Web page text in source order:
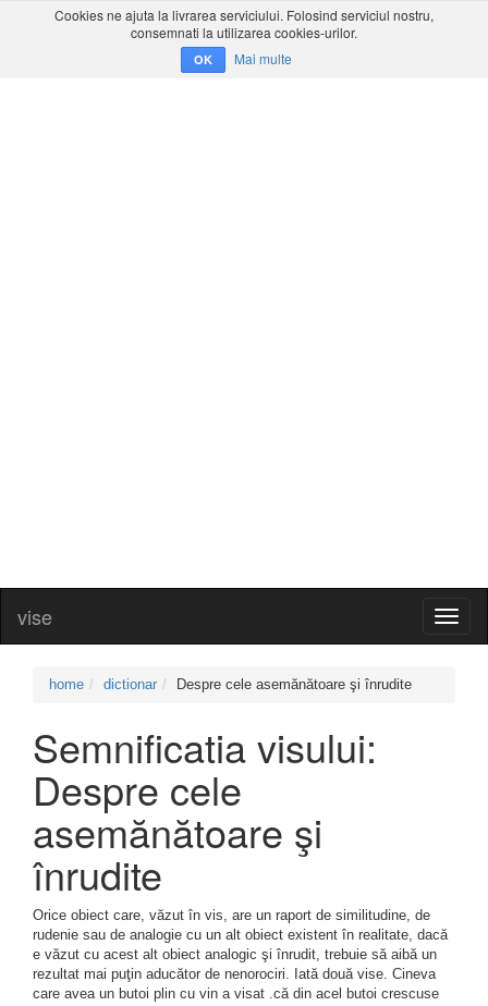
Cookies ne ajuta la livrarea serviciului. Folosind serviciul nostru,
consemnati la utilizarea cookies-urilor.
OK Mai multe
vise
home dictionar Despre cele asemănătoare şi înrudite
Semnificatia visului:
Despre cele
asemănătoare şi
înrudite
Orice obiect care, văzut în vis, are un raport de similitudine, de
rudenie sau de analogie cu un alt obiect existent în realitate, dacă
e văzut cu acest alt obiect analogic şi înrudit, trebuie să aibă un
rezultat mai puţin aducător de nenorociri. Iată două vise. Cineva
care avea un butoi plin cu vin a visat .că din acel butoi crescuse